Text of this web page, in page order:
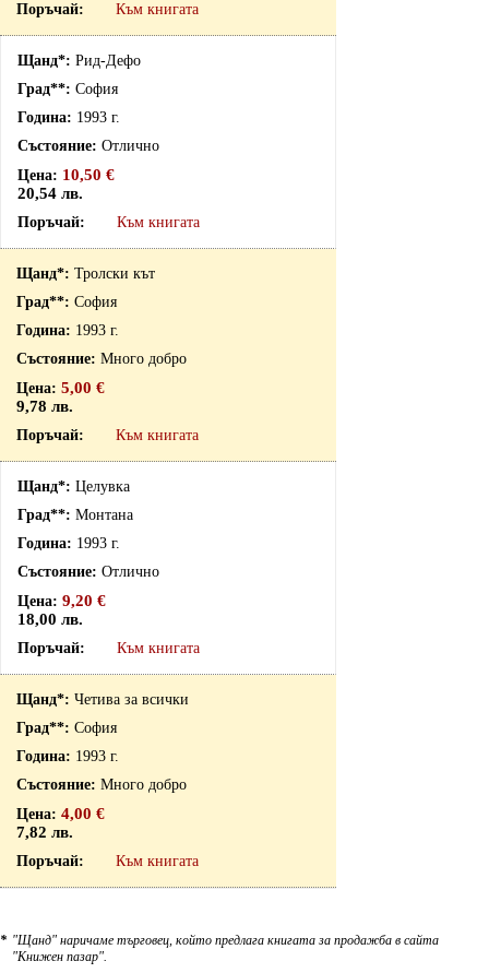
Към книгата
Рид-Дефо
София
1993 г.
Отлично
10,50 €
20,54 лв.
Към книгата
Тролски кът
София
1993 г.
Много добро
5,00 €
9,78 лв.
Към книгата
Целувка
Монтана
1993 г.
Отлично
9,20 €
18,00 лв.
Към книгата
Четива за всички
София
1993 г.
Много добро
4,00 €
7,82 лв.
Към книгата
* "Щанд" наричаме търговец, който предлага книгата за продажба в сайта
"Книжен пазар".